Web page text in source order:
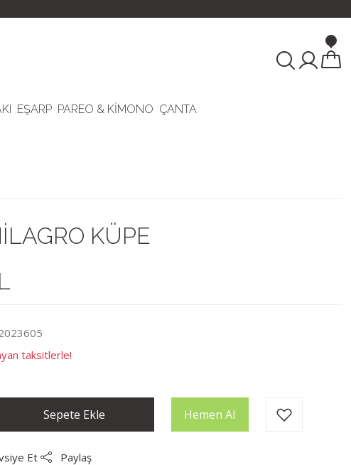
EŞARP PAREO & KİMONO ÇANTA
KÜPE
taksitlerle!
Sepete Ekle Hemen Al
Et Paylaş